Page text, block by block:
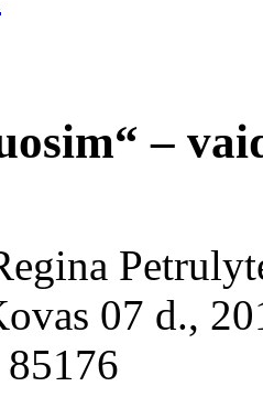
–
07 d.,